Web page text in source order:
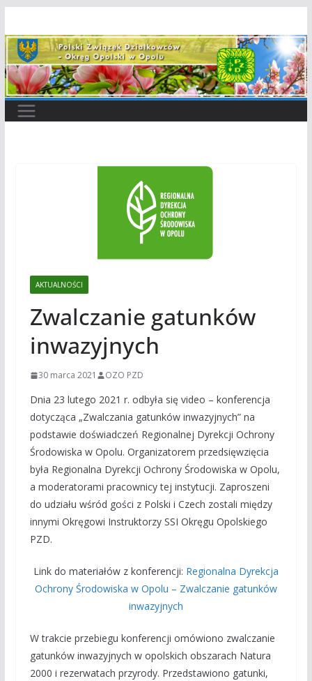
do
treści
AKTUALNOŚCI
Zwalczanie gatunków
inwazyjnych
30 marca 2021 OZO PZD
Dnia 23 lutego 2021 r. odbyła się video – konferencja
dotycząca „Zwalczania gatunków inwazyjnych” na
podstawie doświadczeń Regionalnej Dyrekcji Ochrony
Środowiska w Opolu. Organizatorem przedsięwzięcia
była Regionalna Dyrekcji Ochrony Środowiska w Opolu,
a moderatorami pracownicy tej instytucji. Zaproszeni
do udziału wśród gości z Polski i Czech zostali między
innymi Okręgowi Instruktorzy SSI Okręgu Opolskiego
PZD.
Link do materiałów z konferencji: Regionalna Dyrekcja
Ochrony Środowiska w Opolu – Zwalczanie gatunków
inwazyjnych
W trakcie przebiegu konferencji omówiono zwalczanie
gatunków inwazyjnych w opolskich obszarach Natura
2000 i rezerwatach przyrody. Przedstawiono gatunki,